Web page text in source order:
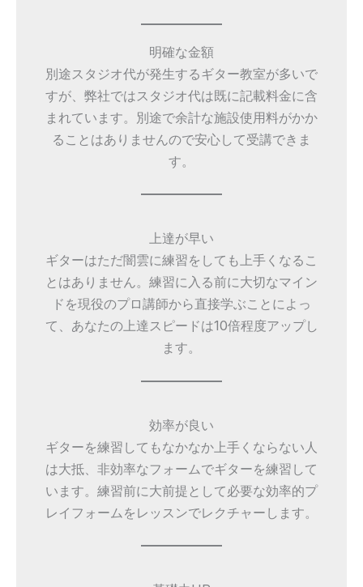
明確な金額
別途スタジオ代が発生するギター教室が多いで
すが、弊社ではスタジオ代は既に記載料金に含
まれています。別途で余計な施設使用料がかか
ることはありませんので安心して受講できま
す。
上達が早い
ギターはただ闇雲に練習をしても上手くなるこ
とはありません。練習に入る前に大切なマイン
ドを現役のプロ講師から直接学ぶことによっ
て、あなたの上達スピードは10倍程度アップし
ます。
効率が良い
ギターを練習してもなかなか上手くならない人
は大抵、非効率なフォームでギターを練習して
います。練習前に大前提として必要な効率的プ
レイフォームをレッスンでレクチャーします。